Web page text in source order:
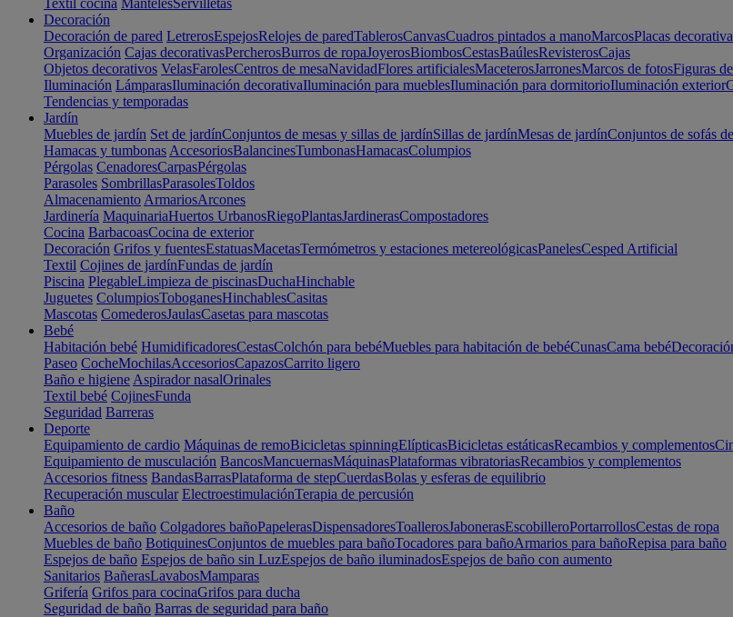
Textil cocina MantelesServilletas
Decoración
Decoración de pared LetrerosEspejosRelojes de paredTablerosCanvasCuadros pintados a manoMarcosPlacas
Organización Cajas decorativasPercherosBurros de ropaJoyerosBiombosCestasBaúlesRevisterosCajas
Objetos decorativos VelasFarolesCentros de mesaNavidadFlores artificialesMaceterosJarronesMarcos de fotosFiguras
Iluminación LámparasIluminación decorativaIluminación para mueblesIluminación para dormitorioIluminación exterior
Tendencias y temporadas
Jardín
Muebles de jardín Set de jardínConjuntos de mesas y sillas de jardínSillas de jardínMesas de jardínConjuntos de sofás
Hamacas y tumbonas AccesoriosBalancinesTumbonasHamacasColumpios
Pérgolas CenadoresCarpasPérgolas
Parasoles SombrillasParasolesToldos
Almacenamiento ArmariosArcones
Jardinería MaquinariaHuertos UrbanosRiegoPlantasJardinerasCompostadores
Cocina BarbacoasCocina de exterior
Decoración Grifos y fuentesEstatuasMacetasTermómetros y estaciones metereológicasPanelesCesped Artificial
Textil Cojines de jardínFundas de jardín
Piscina PlegableLimpieza de piscinasDuchaHinchable
Juguetes ColumpiosToboganesHinchablesCasitas
Mascotas ComederosJaulasCasetas para mascotas
Bebé
Habitación bebé HumidificadoresCestasColchón para bebéMuebles para habitación de bebéCunasCama bebé
Paseo CocheMochilasAccesoriosCapazosCarrito ligero
Baño e higiene Aspirador nasalOrinales
Textil bebé CojinesFunda
Seguridad Barreras
Deporte
Equipamiento de cardio Máquinas de remoBicicletas spinningElípticasBicicletas estáticasRecambios y complementos
Equipamiento de musculación BancosMancuernasMáquinasPlataformas vibratoriasRecambios y complementos
Accesorios fitness BandasBarrasPlataforma de stepCuerdasBolas y esferas de equilibrio
Recuperación muscular ElectroestimulaciónTerapia de percusión
Baño
Accesorios de baño Colgadores bañoPapelerasDispensadoresToallerosJabonerasEscobilleroPortarrollosCestas de ropa
Muebles de baño BotiquinesConjuntos de muebles para bañoTocadores para bañoArmarios para bañoRepisa para baño
Espejos de baño Espejos de baño sin LuzEspejos de baño iluminadosEspejos de baño con aumento
Sanitarios BañerasLavabosMamparas
Grifería Grifos para cocinaGrifos para ducha
Seguridad de baño Barras de seguridad para baño